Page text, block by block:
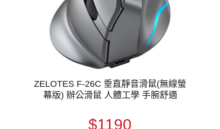
ZELOTES F-26C 垂直靜音滑鼠(無線螢
幕版) 辦公滑鼠 人體工學 手腕舒適
$1190